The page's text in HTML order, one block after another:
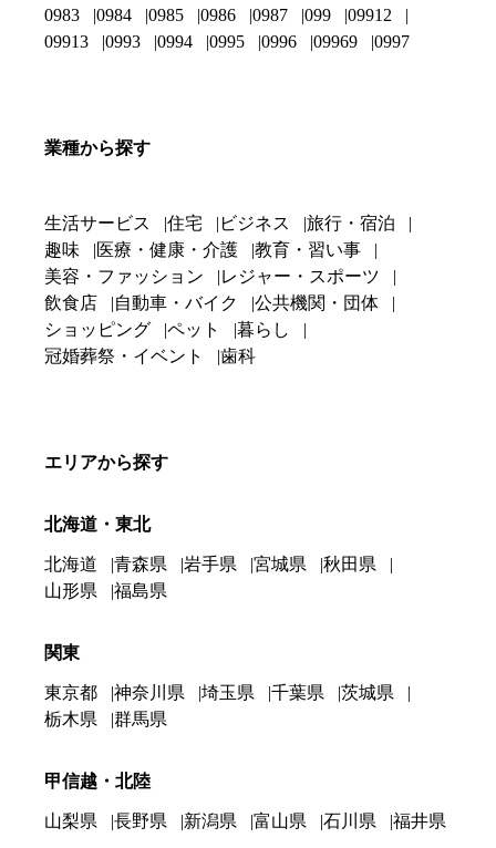
0983
0984 0985 0986 0987 099
09912
09913
0993 0994 0995 0996 09969 0997
業種から探す
生活サービス 住宅 ビジネス
旅行・宿泊
趣味
医療・健康・介護
教育・習い事
美容・ファッション
レジャー・スポーツ
飲食店
自動車・バイク
公共機関・団体
ショッピング
ペット
暮らし
冠婚葬祭・イベント
歯科
エリアから探す
北海道・東北
北海道 青森県 岩手県 宮城県
秋田県
山形県
福島県
関東
東京都 神奈川県 埼玉県 千葉県
茨城県
栃木県
群馬県
甲信越・北陸
山梨県 長野県 新潟県 富山県 石川県 福井県